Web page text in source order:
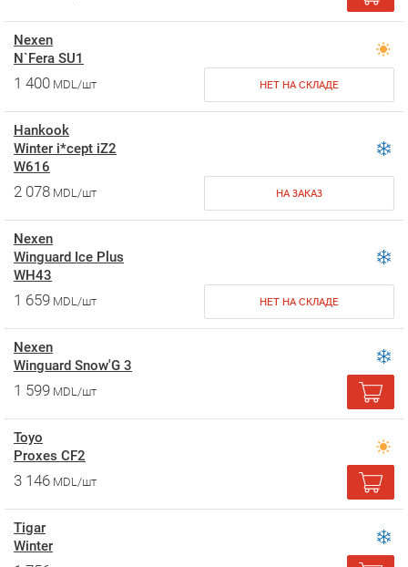
Nexen
N`Fera SU1
1 400 MDL/шт НЕТ НА СКЛАДЕ
Hankook
Winter i*cept iZ2
W616
2 078 MDL/шт НА ЗАКАЗ
Nexen
Winguard Ice Plus
WH43
1 659 MDL/шт НЕТ НА СКЛАДЕ
Nexen
Winguard Snow'G 3
1 599 MDL/шт
Toyo
Proxes CF2
3 146 MDL/шт
Tigar
Winter